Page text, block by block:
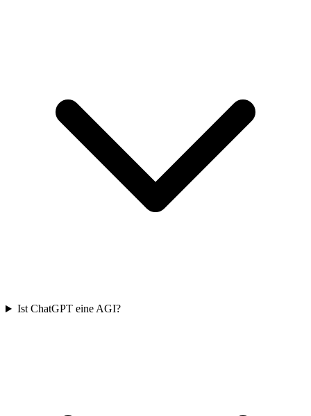
Ist ChatGPT eine AGI?